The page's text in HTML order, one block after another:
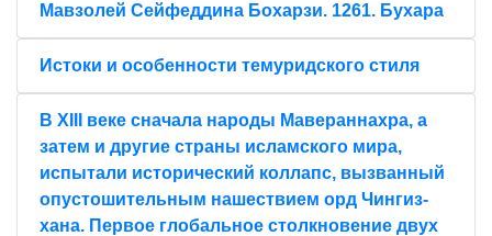
Мавзолей Сейфеддина Бохарзи. 1261. Бухара
Истоки и особенности темуридского стиля
В XIII веке сначала народы Мавераннахра, а
затем и другие страны исламского мира,
испытали исторический коллапс, вызванный
опустошительным нашествием орд Чингиз-
хана. Первое глобальное столкновение двух